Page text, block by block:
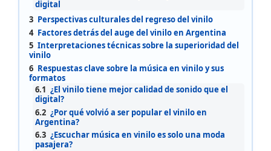
digital
3 Perspectivas culturales del regreso del vinilo
4 Factores detrás del auge del vinilo en Argentina
5 Interpretaciones técnicas sobre la superioridad del
vinilo
6 Respuestas clave sobre la música en vinilo y sus
formatos
6.1 ¿El vinilo tiene mejor calidad de sonido que el
digital?
6.2 ¿Por qué volvió a ser popular el vinilo en
Argentina?
6.3 ¿Escuchar música en vinilo es solo una moda
pasajera?